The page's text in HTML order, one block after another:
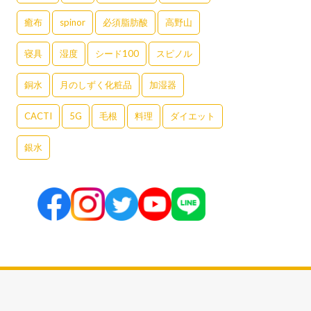
癒布 spinor 必須脂肪酸 高野山
寝具 湿度 シード100 スピノル
銅水 月のしずく化粧品 加湿器
CACTI 5G 毛根 料理 ダイエット
銀水